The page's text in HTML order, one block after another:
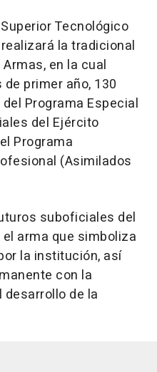
Tecnológico
la tradicional
en la cual
primer año, 130
Programa Especial
del Ejército
Programa
(Asimilados
suboficiales del
arma que simboliza
la institución, así
con la
de la